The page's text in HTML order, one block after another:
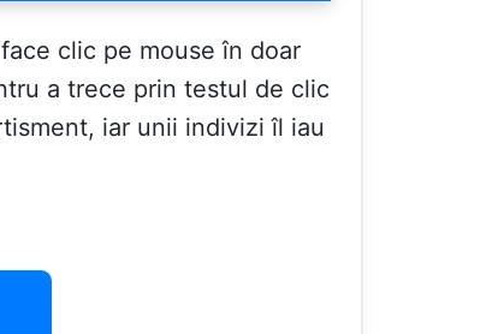
clic pe mouse în doar
a trece prin testul de clic
iar unii indivizi îl iau